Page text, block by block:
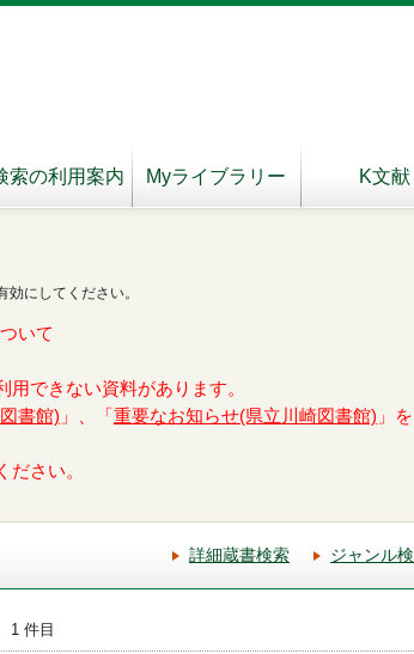
索の利用案内 Myライブラリー K文献
にしてください。
いて
できない資料があります。
書館) 」、「 重要なお知らせ(県立川崎図書館) 」
ださい。
詳細蔵書検索 ジャンル
1 件目